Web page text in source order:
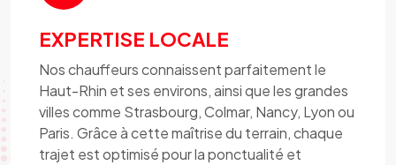
EXPERTISE LOCALE
Nos chauffeurs connaissent parfaitement le
Haut-Rhin et ses environs, ainsi que les grandes
villes comme Strasbourg, Colmar, Nancy, Lyon ou
Paris. Grâce à cette maîtrise du terrain, chaque
trajet est optimisé pour la ponctualité et